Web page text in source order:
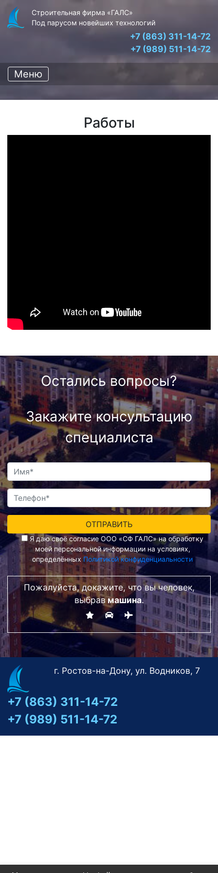
Строительная фирма «ГАЛС»
Под парусом новейших технологий
+7 (863) 311-14-72
+7 (989) 511-14-72
Меню
Работы
Остались вопросы?
Закажите консультацию
специалиста
Я даю своё согласие ООО «СФ ГАЛС» на обработку
моей персональной информации на условиях,
определённыхПолитикой конфиденциальности
Пожалуйста, докажите, что вы человек,
выбравмашина.
Alternative:
г. Ростов-на-Дону, ул. Водников, 7
+7 (863) 311-14-72
+7 (989) 511-14-72